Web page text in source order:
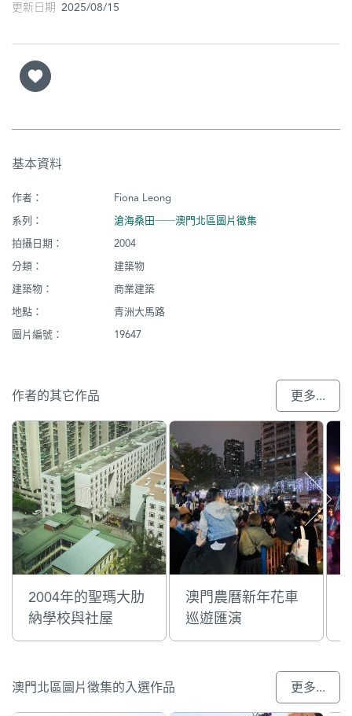
更新日期 2025/08/15
基本資料
作者：
Fiona Leong
系列：
滄海桑田──澳門北區圖片徵集
拍攝日期：
2004
分類：
建築物
建築物：
商業建築
地點：
青洲大馬路
圖片編號：
19647
作者的其它作品 更多...
2004年的聖瑪大肋
納學校與社屋
澳門農曆新年花車
巡遊匯演
澳門北區圖片徵集的入選作品 更多...